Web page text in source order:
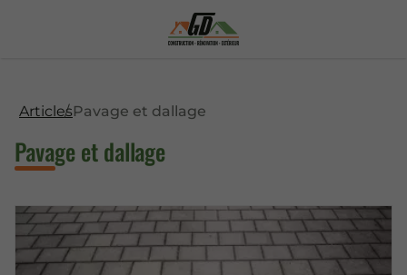
ArticlesPavage et dallage
Pavage et dallage